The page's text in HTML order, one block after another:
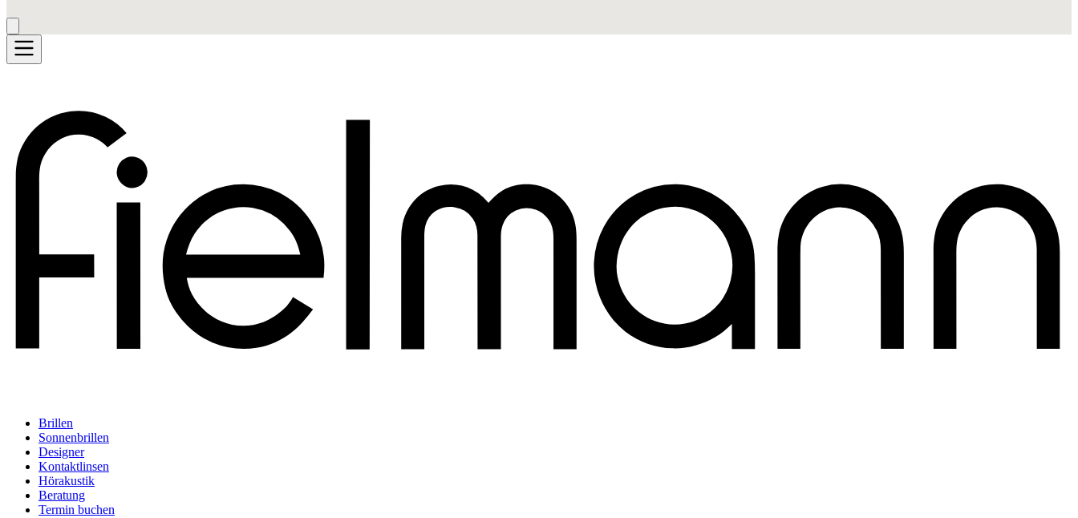
Brillen
Sonnenbrillen
Designer
Kontaktlinsen
Hörakustik
Beratung
Termin buchen